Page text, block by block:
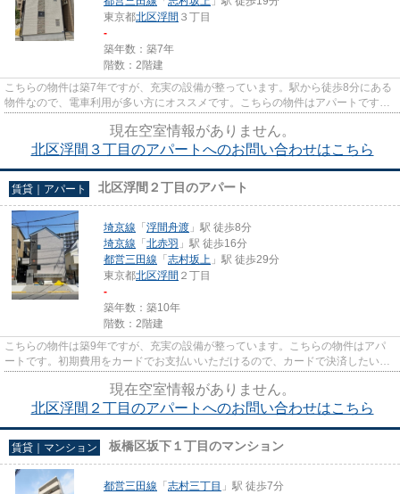
東京都北区浮間 ３丁目
-
築年数：築7年
階数：2階建
こちらの物件は築7年ですが、充実の設備が整っています。駅から徒歩8分にある
物件なので、電車利用が多い方にオススメです。こちらの物件はアパートです。
現在空室情報がありません。
北区浮間３丁目のアパートへのお問い合わせはこちら
賃貸｜アパート 北区浮間２丁目のアパート
埼京線 「 浮間舟渡 」駅 徒歩8分
埼京線 「 北赤羽 」駅 徒歩16分
都営三田線 「 志村坂上 」駅 徒歩29分
東京都北区浮間 ２丁目
-
築年数：築10年
階数：2階建
こちらの物件は築9年ですが、充実の設備が整っています。こちらの物件はアパ
ートです。初期費用をカードでお支払いいただけるので、カードで決済したい方
現在空室情報がありません。
北区浮間２丁目のアパートへのお問い合わせはこちら
賃貸｜マンション 板橋区坂下１丁目のマンション
都営三田線 「 志村三丁目 」駅 徒歩7分